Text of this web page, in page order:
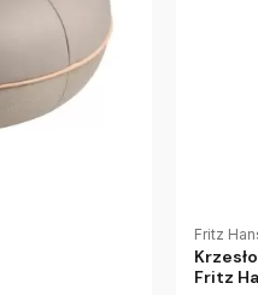
Fritz
Fritz